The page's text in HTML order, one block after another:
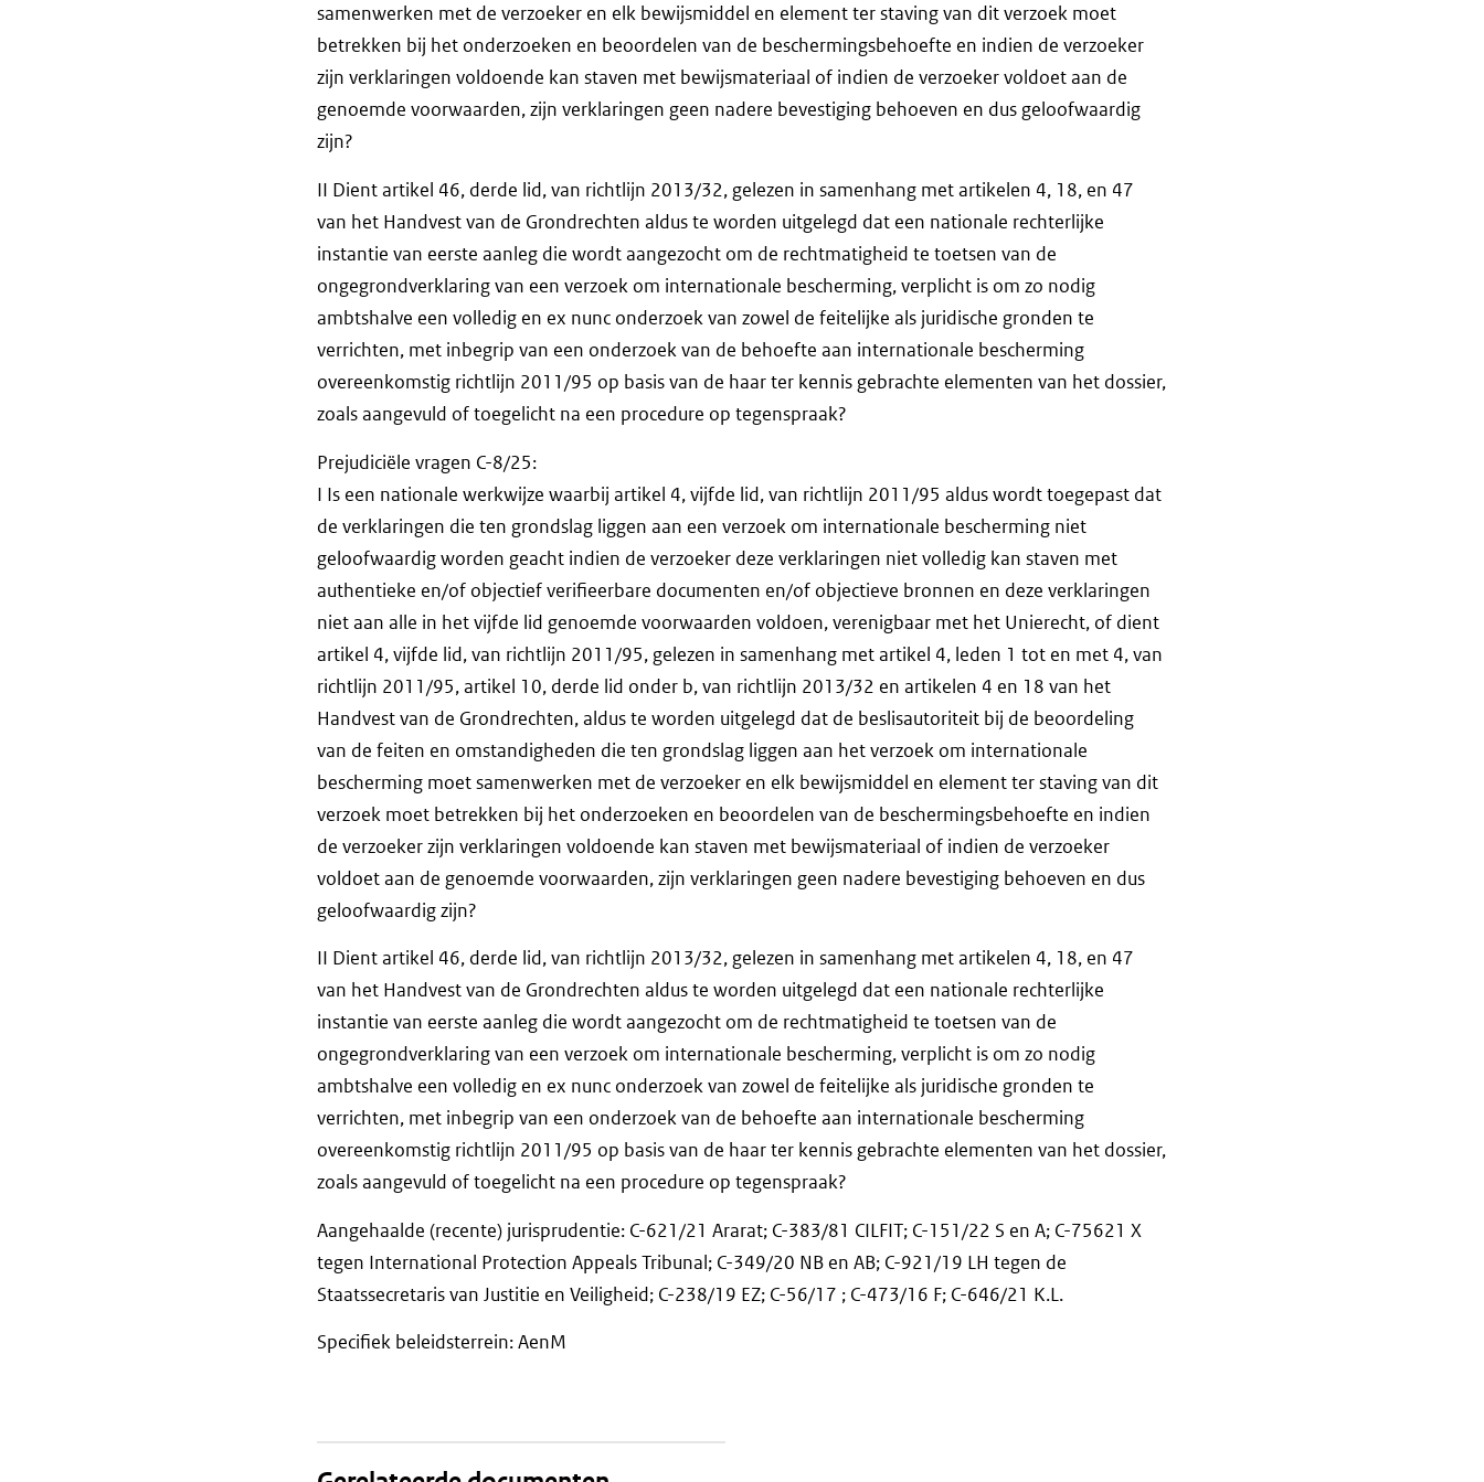
samenwerken met de verzoeker en elk bewijsmiddel en element ter staving van dit verzoek moet
betrekken bij het onderzoeken en beoordelen van de beschermingsbehoefte en indien de verzoeker
zijn verklaringen voldoende kan staven met bewijsmateriaal of indien de verzoeker voldoet aan de
genoemde voorwaarden, zijn verklaringen geen nadere bevestiging behoeven en dus geloofwaardig
zijn?
II Dient artikel 46, derde lid, van richtlijn 2013/32, gelezen in samenhang met artikelen 4, 18, en 47
van het Handvest van de Grondrechten aldus te worden uitgelegd dat een nationale rechterlijke
instantie van eerste aanleg die wordt aangezocht om de rechtmatigheid te toetsen van de
ongegrondverklaring van een verzoek om internationale bescherming, verplicht is om zo nodig
ambtshalve een volledig en ex nunc onderzoek van zowel de feitelijke als juridische gronden te
verrichten, met inbegrip van een onderzoek van de behoefte aan internationale bescherming
overeenkomstig richtlijn 2011/95 op basis van de haar ter kennis gebrachte elementen van het dossier,
zoals aangevuld of toegelicht na een procedure op tegenspraak?
Prejudiciële vragen C-8/25:
I Is een nationale werkwijze waarbij artikel 4, vijfde lid, van richtlijn 2011/95 aldus wordt toegepast dat
de verklaringen die ten grondslag liggen aan een verzoek om internationale bescherming niet
geloofwaardig worden geacht indien de verzoeker deze verklaringen niet volledig kan staven met
authentieke en/of objectief verifieerbare documenten en/of objectieve bronnen en deze verklaringen
niet aan alle in het vijfde lid genoemde voorwaarden voldoen, verenigbaar met het Unierecht, of dient
artikel 4, vijfde lid, van richtlijn 2011/95, gelezen in samenhang met artikel 4, leden 1 tot en met 4, van
richtlijn 2011/95, artikel 10, derde lid onder b, van richtlijn 2013/32 en artikelen 4 en 18 van het
Handvest van de Grondrechten, aldus te worden uitgelegd dat de beslisautoriteit bij de beoordeling
van de feiten en omstandigheden die ten grondslag liggen aan het verzoek om internationale
bescherming moet samenwerken met de verzoeker en elk bewijsmiddel en element ter staving van dit
verzoek moet betrekken bij het onderzoeken en beoordelen van de beschermingsbehoefte en indien
de verzoeker zijn verklaringen voldoende kan staven met bewijsmateriaal of indien de verzoeker
voldoet aan de genoemde voorwaarden, zijn verklaringen geen nadere bevestiging behoeven en dus
geloofwaardig zijn?
II Dient artikel 46, derde lid, van richtlijn 2013/32, gelezen in samenhang met artikelen 4, 18, en 47
van het Handvest van de Grondrechten aldus te worden uitgelegd dat een nationale rechterlijke
instantie van eerste aanleg die wordt aangezocht om de rechtmatigheid te toetsen van de
ongegrondverklaring van een verzoek om internationale bescherming, verplicht is om zo nodig
ambtshalve een volledig en ex nunc onderzoek van zowel de feitelijke als juridische gronden te
verrichten, met inbegrip van een onderzoek van de behoefte aan internationale bescherming
overeenkomstig richtlijn 2011/95 op basis van de haar ter kennis gebrachte elementen van het dossier,
zoals aangevuld of toegelicht na een procedure op tegenspraak?
Aangehaalde (recente) jurisprudentie: C-621/21 Ararat; C-383/81 CILFIT; C-151/22 S en A; C-75621 X
tegen International Protection Appeals Tribunal; C-349/20 NB en AB; C-921/19 LH tegen de
Staatssecretaris van Justitie en Veiligheid; C-238/19 EZ; C-56/17 ; C-473/16 F; C-646/21 K.L.
Specifiek beleidsterrein: AenM